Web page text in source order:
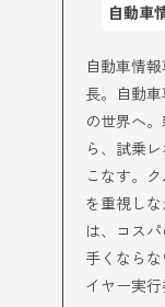
自動車
自動車情
長。自動
の世界へ
ら、試乗
こなす。
を重視し
は、コス
手くなら
イヤー実行